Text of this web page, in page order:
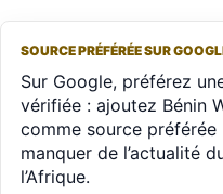
SOURCE PRÉFÉRÉE SUR
Sur Google, préférez
vérifiée : ajoutez Bénin
comme source préférée
manquer de l’actualité
l’Afrique.